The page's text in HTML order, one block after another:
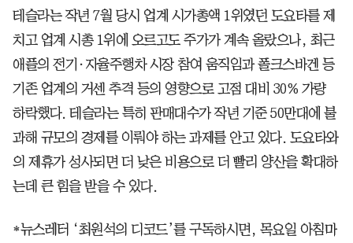
테슬라는 작년 7월 당시 업계 시가총액 1위였던 도요타를 제
치고 업계 시총 1위에 오르고도 주가가 계속 올랐으나, 최근
애플의 전기·자율주행차 시장 참여 움직임과 폴크스바겐 등
기존 업계의 거센 추격 등의 영향으로 고점 대비 30% 가량
하락했다. 테슬라는 특히 판매대수가 작년 기준 50만대에 불
과해 규모의 경제를 이뤄야 하는 과제를 안고 있다. 도요타와
의 제휴가 성사되면 더 낮은 비용으로 더 빨리 양산을 확대하
는데 큰 힘을 받을 수 있다.
*뉴스레터 ‘최원석의 디코드’를 구독하시면, 목요일 아침마